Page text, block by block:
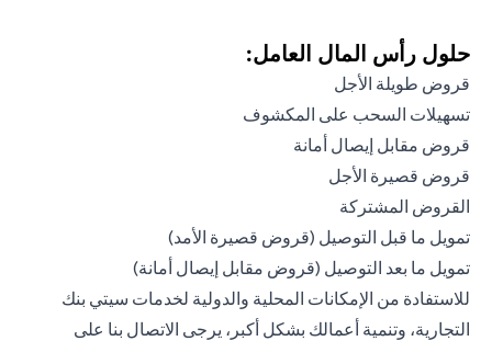
حلول رأس المال العامل:
قروض طويلة الأجل
تسهيلات السحب على المكشوف
قروض مقابل إيصال أمانة
قروض قصيرة الأجل
القروض المشتركة
تمويل ما قبل التوصيل (قروض قصيرة الأمد)
تمويل ما بعد التوصيل (قروض مقابل إيصال أمانة)
للاستفادة من الإمكانات المحلية والدولية لخدمات سيتي بنك
التجارية، وتنمية أعمالك بشكل أكبر، يرجى الاتصال بنا على